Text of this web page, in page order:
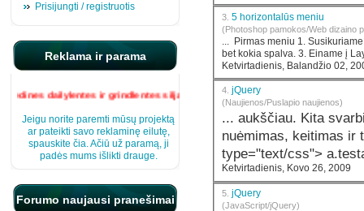
Prisijungti / registruotis
Reklama ir parama
medines dailylentes ir grindlentes siljan
Jeigu norite paremti mūsų projektą
ar pateikti savo reklaminę eilutę,
spauskite čia. Ačiū už paramą, ji
padės mums išlikti drauge.
Forumo naujausi pranešimai
3. 5 horizontalūs meniu
(Photoshop pamokos/Web dizaino
... Pirmas meniu 1. Susikuriame naują darbo lapą. File - New 2. Susikuriame naują sluoksnį ir nudažome
bet kokia spalva. 3.
Ketvirtadienis, Balandžio 02,
4. jQuery
(Naujienos/Puslapio naujienos)
... aukščiau. Kita svarbi jQuery užduotis yra CSS klasių pridėjimas,
Ketvirtadienis, Kovo 26, 2009
5. jQuery
(JavaScript/jQuery)